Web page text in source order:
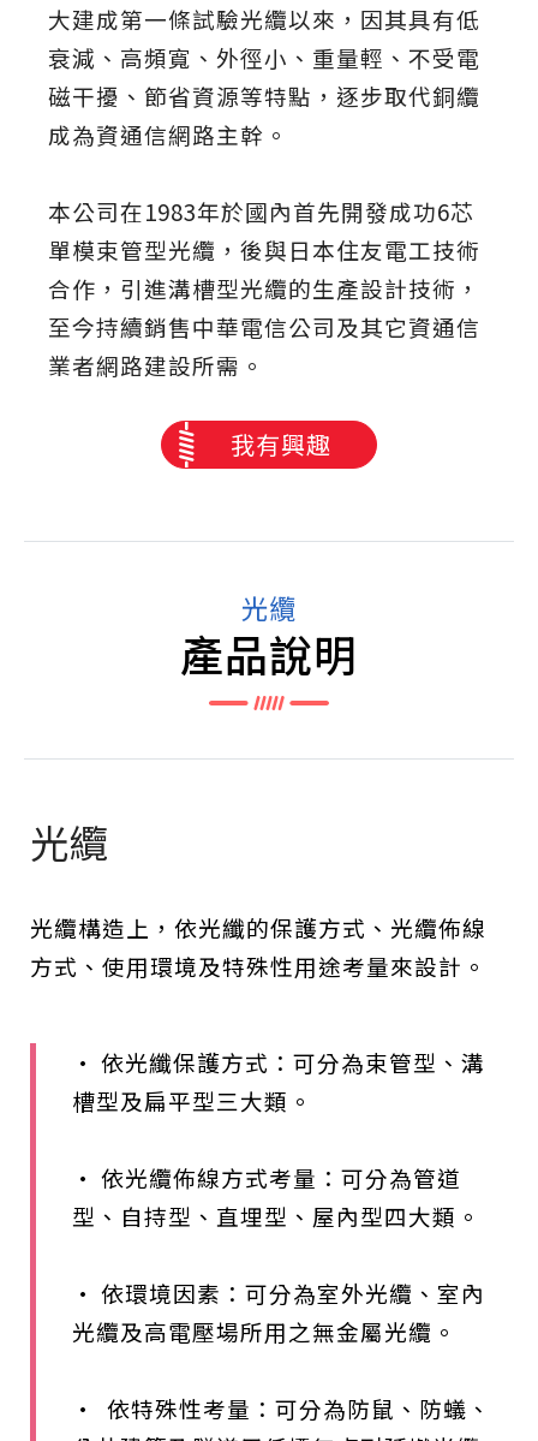
大建成第一條試驗光纜以來，因其具有低
衰減、高頻寬、外徑小、重量輕、不受電
磁干擾、節省資源等特點，逐步取代銅纜
成為資通信網路主幹。
本公司在1983年於國內首先開發成功6芯
單模束管型光纜，後與日本住友電工技術
合作，引進溝槽型光纜的生產設計技術，
至今持續銷售中華電信公司及其它資通信
業者網路建設所需。
我有興趣
光纜
產品說明
光纜
光纜構造上，依光纖的保護方式、光纜佈線
方式、使用環境及特殊性用途考量來設計。
• 依光纖保護方式：可分為束管型、溝
槽型及扁平型三大類。
• 依光纜佈線方式考量：可分為管道
型、自持型、直埋型、屋內型四大類。
• 依環境因素：可分為室外光纜、室內
光纜及高電壓場所用之無金屬光纜。
• 依特殊性考量：可分為防鼠、防蟻、